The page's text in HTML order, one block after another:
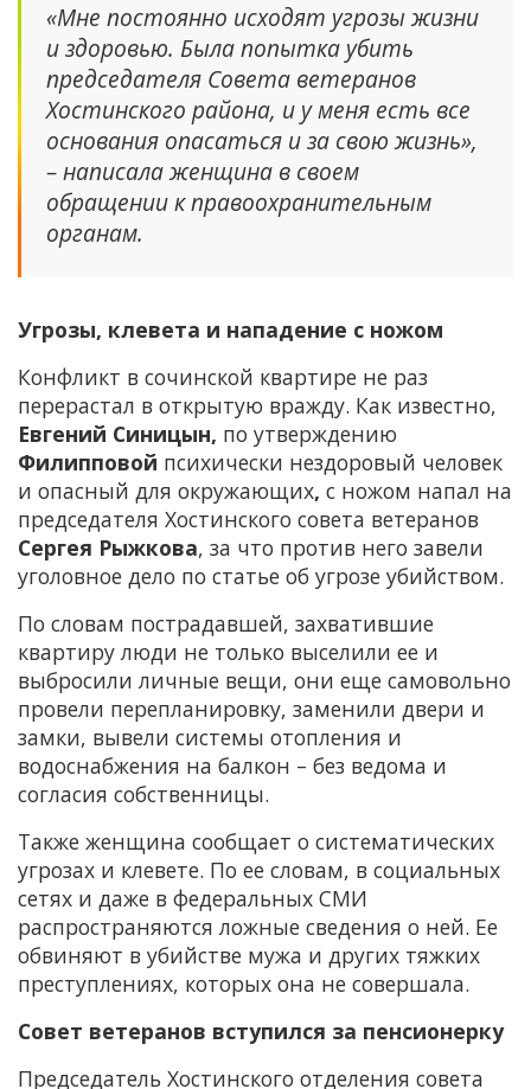
«Мне постоянно исходят угрозы жизни
и здоровью. Была попытка убить
председателя Совета ветеранов
Хостинского района, и у меня есть все
основания опасаться и за свою жизнь»,
– написала женщина в своем
обращении к правоохранительным
органам.
Угрозы, клевета и нападение с ножом
Конфликт в сочинской квартире не раз
перерастал в открытую вражду. Как известно,
Евгений Синицын, по утверждению
Филипповой психически нездоровый человек
и опасный для окружающих, с ножом напал на
председателя Хостинского совета ветеранов
Сергея Рыжкова, за что против него завели
уголовное дело по статье об угрозе убийством.
По словам пострадавшей, захватившие
квартиру люди не только выселили ее и
выбросили личные вещи, они еще самовольно
провели перепланировку, заменили двери и
замки, вывели системы отопления и
водоснабжения на балкон – без ведома и
согласия собственницы.
Также женщина сообщает о систематических
угрозах и клевете. По ее словам, в социальных
сетях и даже в федеральных СМИ
распространяются ложные сведения о ней. Ее
обвиняют в убийстве мужа и других тяжких
преступлениях, которых она не совершала.
Совет ветеранов вступился за пенсионерку
Председатель Хостинского отделения совета